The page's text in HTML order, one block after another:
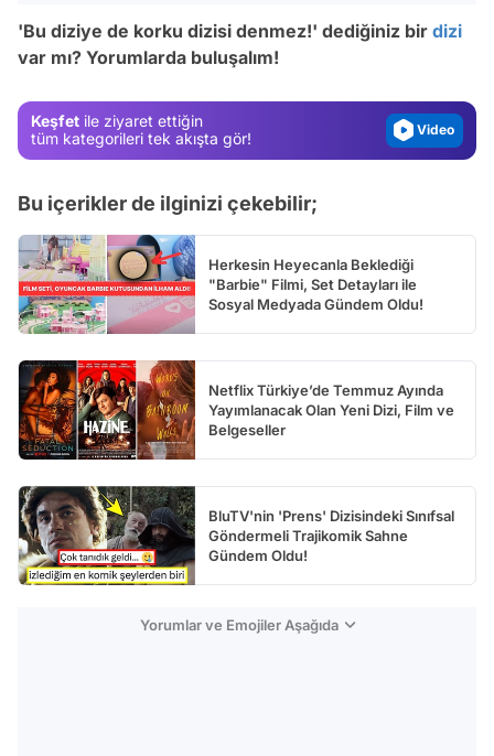
'Bu diziye de korku dizisi denmez!' dediğiniz bir dizi
var mı? Yorumlarda buluşalım!
Keşfet ile ziyaret ettiğin
tüm kategorileri tek akışta gör!
Gündem
Test
Bu içerikler de ilginizi çekebilir;
Herkesin Heyecanla Beklediği
"Barbie" Filmi, Set Detayları ile
Sosyal Medyada Gündem Oldu!
Netflix Türkiye’de Temmuz Ayında
Yayımlanacak Olan Yeni Dizi, Film ve
Belgeseller
BluTV'nin 'Prens' Dizisindeki Sınıfsal
Göndermeli Trajikomik Sahne
Gündem Oldu!
Yorumlar ve Emojiler Aşağıda